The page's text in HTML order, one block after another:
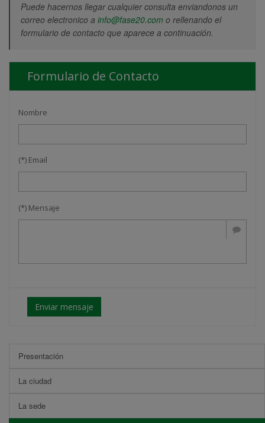
Puede hacernos llegar cualquier consulta enviandonos un
correo electronico a info@fase20.com o rellenando el
formulario de contacto que aparece a continuación.
Formulario de Contacto
Nombre
(*) Email
(*) Mensaje
Enviar mensaje
Presentación
La ciudad
La sede